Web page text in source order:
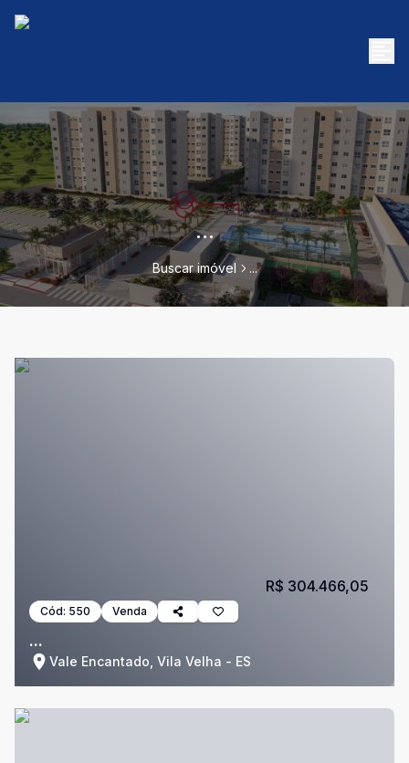
...
Buscar imóvel ...
Cód: 550 Venda
...
Vale Encantado, Vila Velha - ES
R$ 304.466,05